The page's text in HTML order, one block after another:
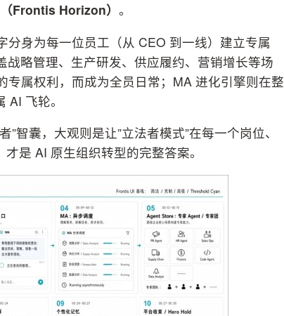
Frontis Horizon） 。
身为每一位员工（从 CEO 到一线）建立专属
战略管理、生产研发、供应履约、营销增长等场
专属权利，而成为全员日常；MA 进化引擎则在整
飞轮。
智囊，大观则是让”立法者模式”在每一个岗位、
是 AI 原生组织转型的完整答案。